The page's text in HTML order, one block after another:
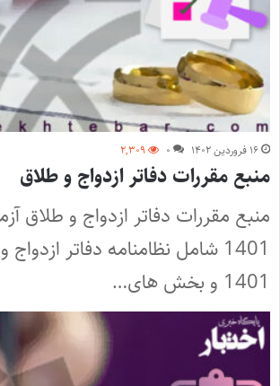
۱۶ فروردین ۱۴۰۲ ۰ ۲,۳۰۹
منبع مقررات دفاتر ازدواج و طلاق
منبع مقررات دفاتر ازدواج و طلاق
1401 شامل نظامنامه دفاتر
1401 و بخش های…